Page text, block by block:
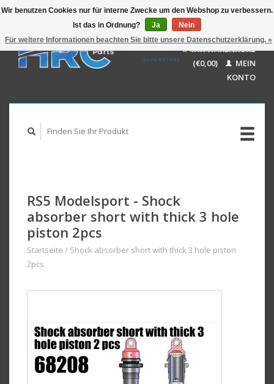
GBP
USD
AUD
Deutsch
English
IHR WARENKORB
(€0,00)
MEIN
KONTO
RS5 Modelsport - Shock
absorber short with thick 3 hole
piston 2pcs
Startseite / Shock absorber short with thick 3 hole piston
2pcs
Wir benutzen Cookies nur für interne Zwecke um den Webshop zu verbessern.
Ist das in Ordnung?
Ja
Nein
Für weitere Informationen beachten Sie bitte unsere Datenschutzerklärung. »